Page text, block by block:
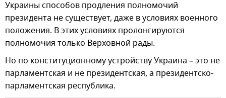
Украины способов продления полномочий
президента не существует, даже в условиях военного
положения. В этих условиях пролонгируются
полномочия только Верховной рады.
Но по конституционному устройству Украина – это не
парламентская и не президентская, а президентско-
парламентская республика.